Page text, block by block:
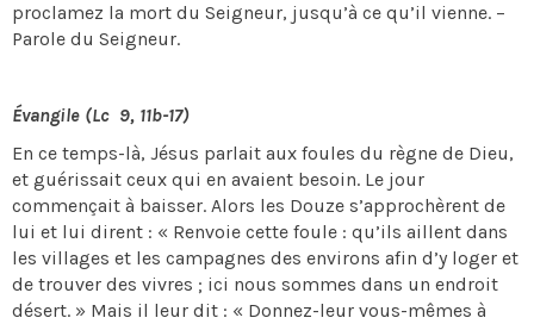
proclamez la mort du Seigneur, jusqu’à ce qu’il vienne. –
Parole du Seigneur.
Évangile (Lc 9, 11b-17)
En ce temps-là, Jésus parlait aux foules du règne de Dieu,
et guérissait ceux qui en avaient besoin. Le jour
commençait à baisser. Alors les Douze s’approchèrent de
lui et lui dirent : « Renvoie cette foule : qu’ils aillent dans
les villages et les campagnes des environs afin d’y loger et
de trouver des vivres ; ici nous sommes dans un endroit
désert. » Mais il leur dit : « Donnez-leur vous-mêmes à